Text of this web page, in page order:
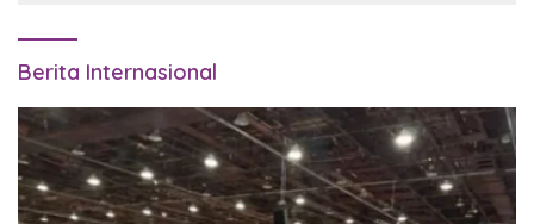
Berita Internasional